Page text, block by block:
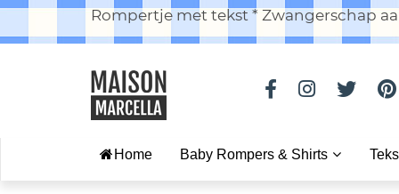
Rompertje met tekst * Zwangerschap
Home Baby Rompers & Shirts